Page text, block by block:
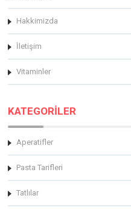
Hakkimizda
İletişim
Vitaminler
KATEGORİLER
Aperatifler
Pasta Tarifleri
Tatlılar